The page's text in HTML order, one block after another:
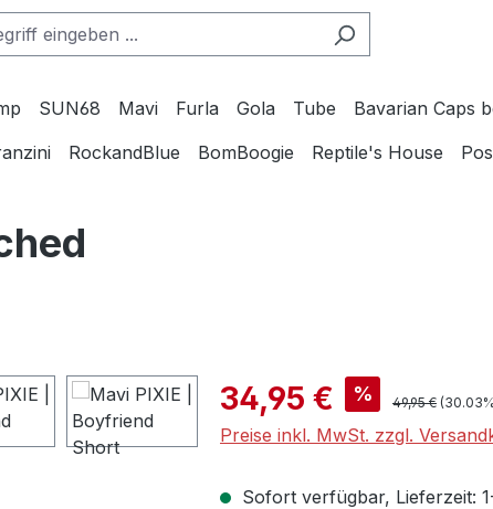
SUN68 Mavi Furla Gola Tube Bavarian Caps
RockandBlue BomBoogie Reptile's House
Verkaufspreis:
34,95 € % Regulärer Preis:
49,95 €
Preise inkl. MwSt. zzgl.
Sofort verfügbar, Lieferzeit: